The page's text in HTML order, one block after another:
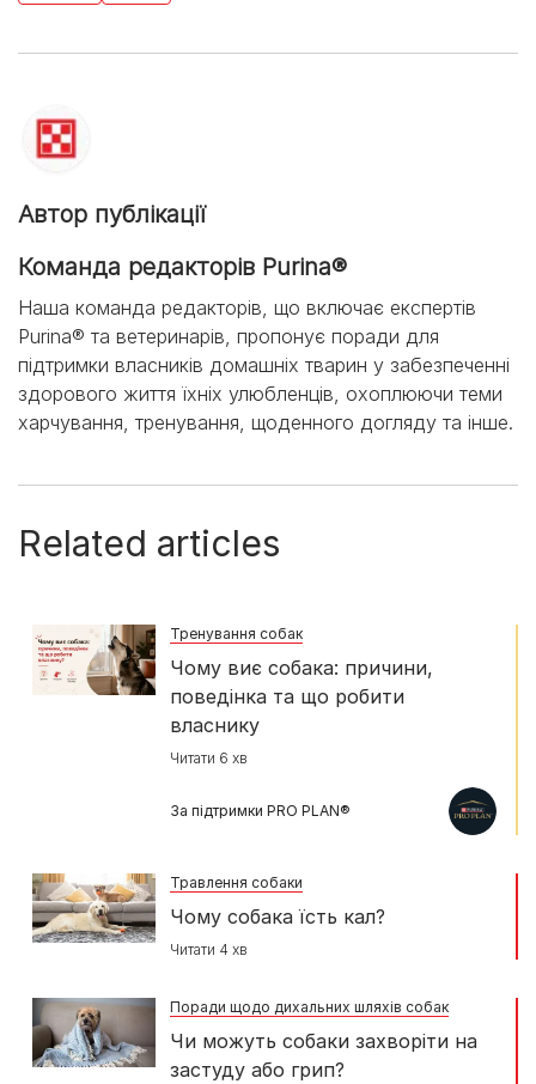
Автор публікації
Команда редакторів Purina®
Наша команда редакторів, що включає експертів
Purina® та ветеринарів, пропонує поради для
підтримки власників домашніх тварин у забезпеченні
здорового життя їхніх улюбленців, охоплюючи теми
харчування, тренування, щоденного догляду та інше.
Related articles
Тренування собак
Чому виє собака: причини,
поведінка та що робити
власнику
Читати 6 хв
За підтримки PRO PLAN®
Травлення собаки
Чому собака їсть кал?
Читати 4 хв
Поради щодо дихальних шляхів собак
Чи можуть собаки захворіти на
застуду або грип?